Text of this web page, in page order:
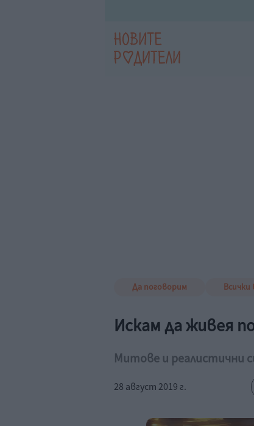
Да поговорим Всички
Искам да живея
Митове и реалистични
28 август 2019 г.